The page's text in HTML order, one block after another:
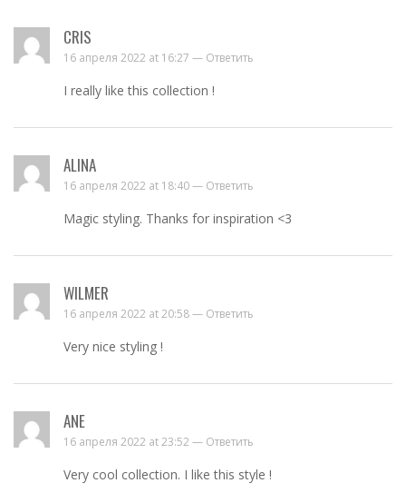
CRIS
16 апреля 2022 at 16:27 — Ответить
I really like this collection !
ALINA
16 апреля 2022 at 18:40 — Ответить
Magic styling. Thanks for inspiration <3
WILMER
16 апреля 2022 at 20:58 — Ответить
Very nice styling !
ANE
16 апреля 2022 at 23:52 — Ответить
Very cool collection. I like this style !